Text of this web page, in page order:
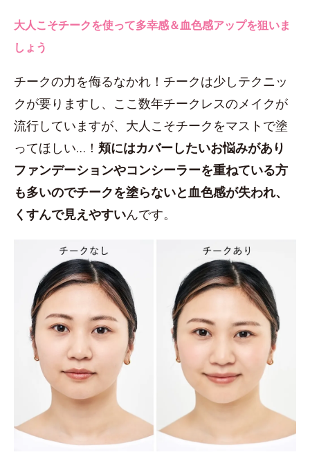
大人こそチークを使って多幸感＆血色感アップを狙いま
しょう
チークの力を侮るなかれ！チークは少しテクニッ
クが要りますし、ここ数年チークレスのメイクが
流行していますが、大人こそチークをマストで塗
ってほしい…！ 頬にはカバーしたいお悩みがあり
ファンデーションやコンシーラーを重ねている方
も多いのでチークを塗らないと血色感が失われ、
くすんで見えやすいんです。